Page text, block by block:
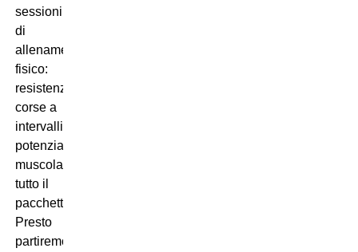
sessioni
di
allenamento
fisico:
resistenza,
corse a
intervalli,
potenziamento
muscolare…
tutto il
pacchetto.
Presto
partiremo